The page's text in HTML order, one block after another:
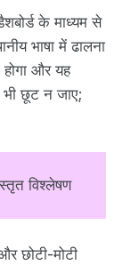
के माध्यम से
भाषा में ढालना
और यह
भी छूट न जाए;
विश्लेषण
छोटी-मोटी